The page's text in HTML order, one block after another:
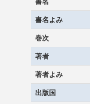
書名
書名よみ
巻次
著者
著者よみ
出版国